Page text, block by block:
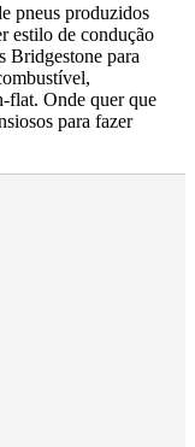
pneus produzidos
estilo de condução
Bridgestone para
flat. Onde quer que
para fazer